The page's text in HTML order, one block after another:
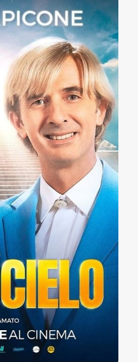
sich auf einmal im
und die Geburt Jesu